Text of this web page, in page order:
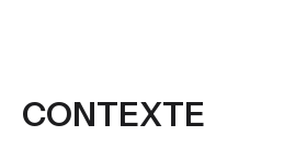
CONTEXTE